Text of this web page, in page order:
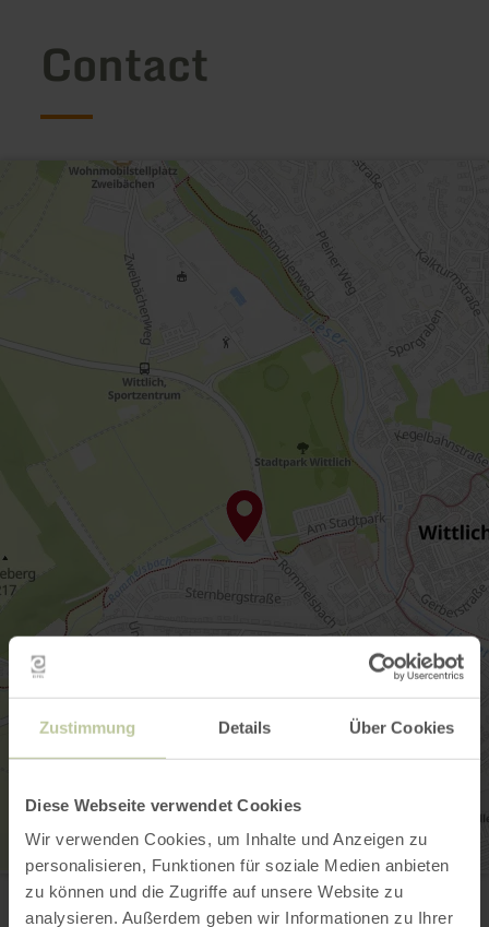
Zustimmung Details Über Cookies
Diese Webseite verwendet Cookies
Wir verwenden Cookies, um Inhalte und Anzeigen zu
personalisieren, Funktionen für soziale Medien anbieten
zu können und die Zugriffe auf unsere Website zu
analysieren. Außerdem geben wir Informationen zu Ihrer
Contact
Tourist-Information Wittlich Stadt & Land
Marktplatz / Neustraße 2
54516 Wittlich